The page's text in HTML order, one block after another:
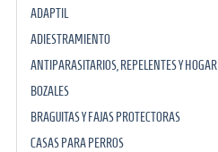
ADAPTIL
ADIESTRAMIENTO
ANTIPARASITARIOS, REPELENTES Y HOGAR
BOZALES
BRAGUITAS Y FAJAS PROTECTORAS
CASAS PARA PERROS